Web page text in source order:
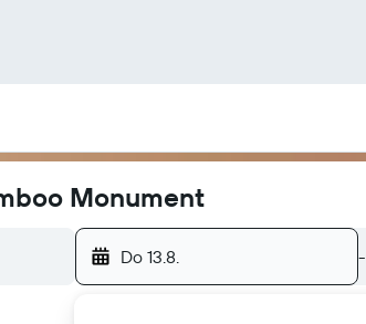
Monument
Do 13.8. -